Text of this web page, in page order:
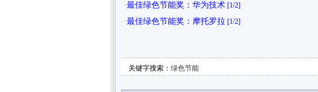
·最佳绿色节能奖：华为技术 [1/2]
·最佳绿色节能奖：摩托罗拉 [1/2]
关键字搜索：绿色节能